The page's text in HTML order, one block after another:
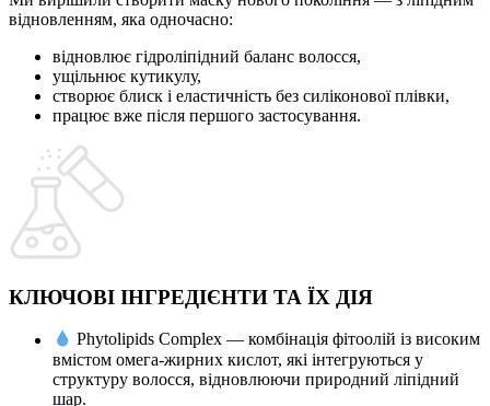
відновленням, яка одночасно:
відновлює гідроліпідний баланс волосся,
ущільнює кутикулу,
створює блиск і еластичність без силіконової плівки,
працює вже після першого застосування.
КЛЮЧОВІ ІНГРЕДІЄНТИ ТА ЇХ ДІЯ
Phytolipids Complex — комбінація фітоолій із високим
вмістом омега-жирних кислот, які інтегруються у
структуру волосся, відновлюючи природний ліпідний
шар.